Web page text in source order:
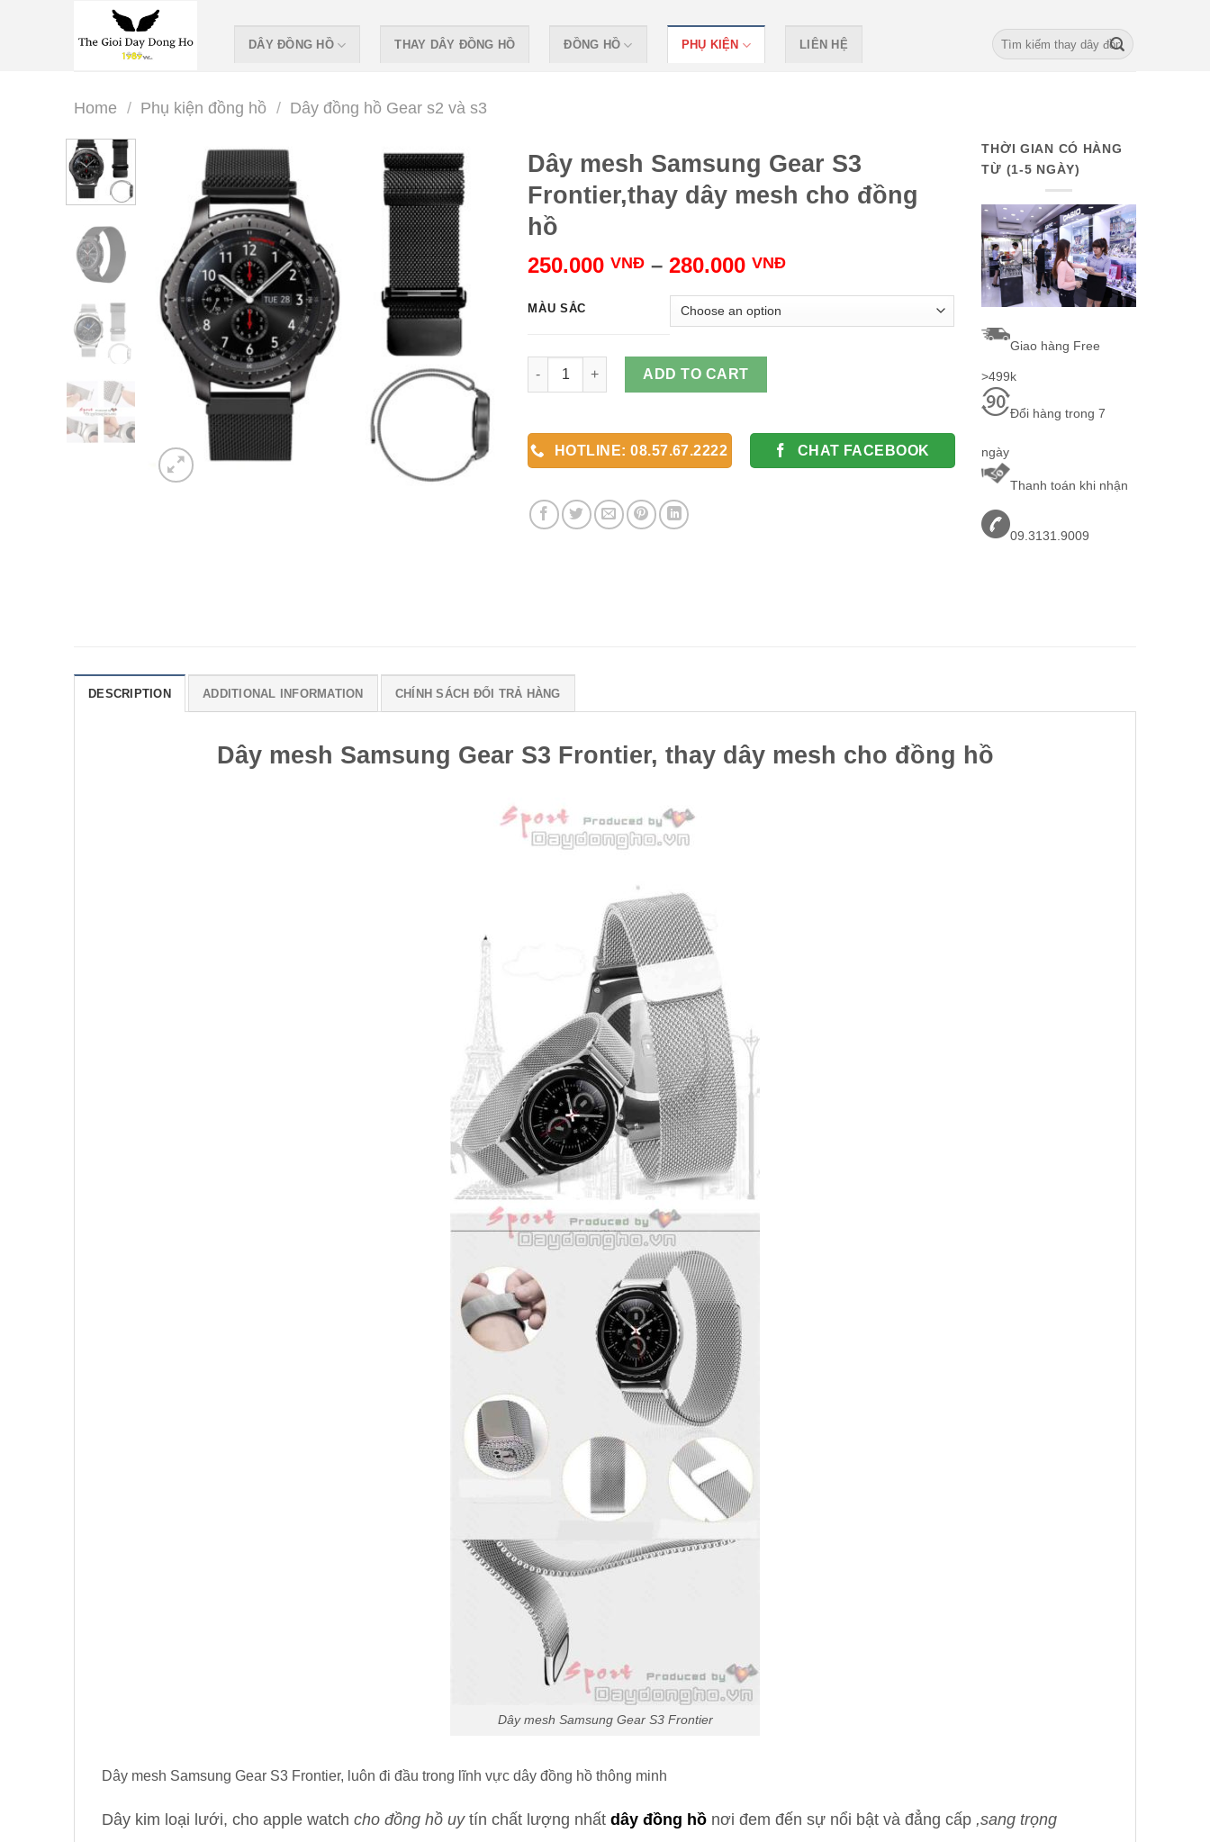
DÂY ĐỒNG HỒ THAY DÂY ĐỒNG HỒ ĐỒNG HỒ PHỤ KIỆN LIÊN HỆ
Search
for:
Home / Phụ kiện đồng hồ / Dây đồng hồ Gear s2 và s3
Dây mesh Samsung Gear S3
Frontier,thay dây mesh cho đồng
hồ
250.000VNĐ –280.000VNĐ
MÀU SẮC
Dây mesh Samsung Gear S3 Frontier,thay dây mesh cho đồng hồ quantity
ADD TO CART
HOTLINE: 08.57.67.2222 CHAT FACEBOOK
THỜI GIAN CÓ HÀNG
TỪ (1-5 NGÀY)
Giao hàng Free
>499k
Đổi hàng trong 7
ngày
Thanh toán khi nhận
09.3131.9009
DESCRIPTION ADDITIONAL INFORMATION CHÍNH SÁCH ĐỔI TRẢ HÀNG
Dây mesh Samsung Gear S3 Frontier, thay dây mesh cho đồng hồ
Dây mesh Samsung Gear S3 Frontier
Dây mesh Samsung Gear S3 Frontier, luôn đi đầu trong lĩnh vực dây đồng hồ thông minh
Dây kim loại lưới, cho apple watch cho đồng hồ uytín chất lượng nhất dây đồng hồ nơi đem đến sự nổi bật và đẳng cấp ,sang trọng